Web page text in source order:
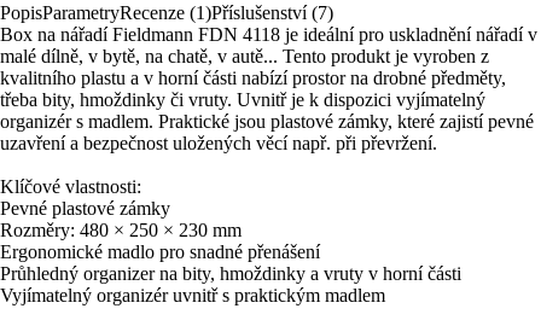
PopisParametryRecenze (1)Příslušenství (7)
Box na nářadí Fieldmann FDN 4118 je ideální pro uskladnění nářadí v
malé dílně, v bytě, na chatě, v autě... Tento produkt je vyroben z
kvalitního plastu a v horní části nabízí prostor na drobné předměty,
třeba bity, hmoždinky či vruty. Uvnitř je k dispozici vyjímatelný
organizér s madlem. Praktické jsou plastové zámky, které zajistí pevné
uzavření a bezpečnost uložených věcí např. při převržení.
Klíčové vlastnosti:
Pevné plastové zámky
Rozměry: 480 × 250 × 230 mm
Ergonomické madlo pro snadné přenášení
Průhledný organizer na bity, hmoždinky a vruty v horní části
Vyjímatelný organizér uvnitř s praktickým madlem